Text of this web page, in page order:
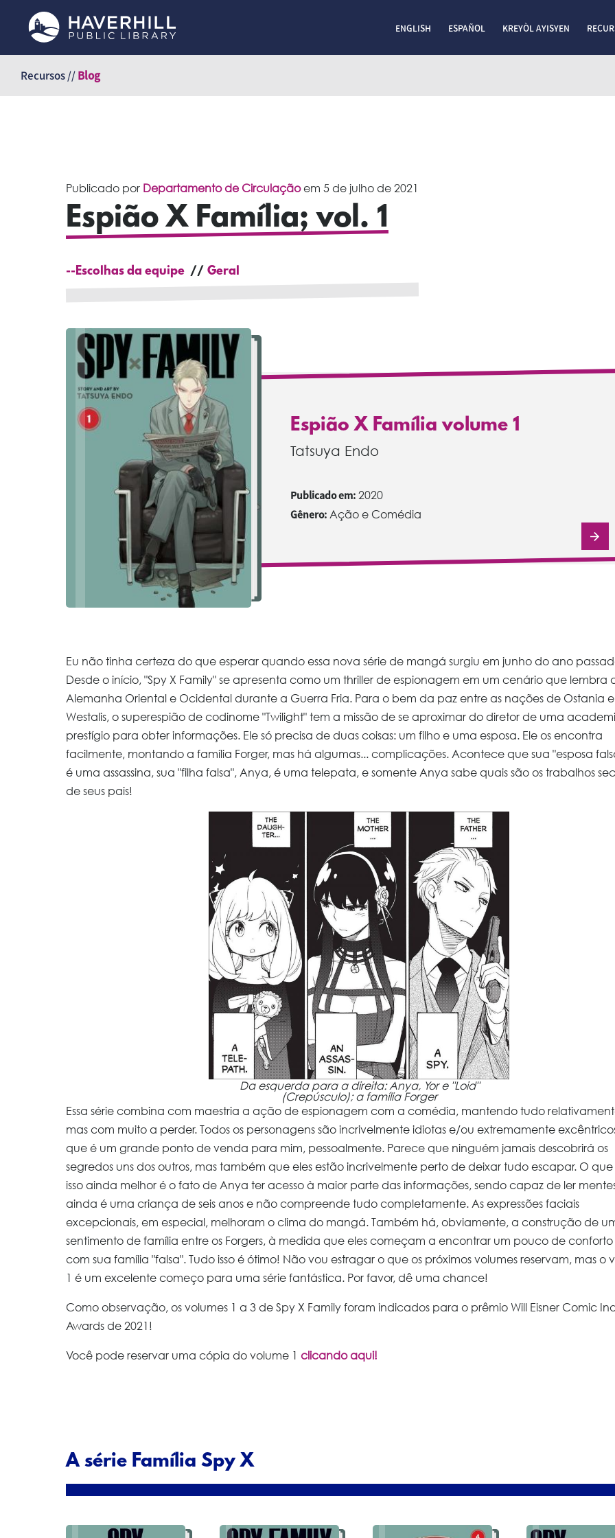
para
conteúdo
ENGLISH ESPAÑOL KREYÒL AYISYEN
Recursos //Blog
Publicado por Departamento de Circulaçãoem 5 de julho de 2021
Espião X Família; vol. 1
--Escolhas da equipe Geral
Espião X Família volume 1
Tatsuya Endo
Publicado em:2020
Gênero:Ação e Comédia
Eu não tinha certeza do que esperar quando essa nova série de mangá surgiu em junho do ano
Desde o início, "Spy X Family" se apresenta como um thriller de espionagem em um cenário que lembra
Alemanha Oriental e Ocidental durante a Guerra Fria. Para o bem da paz entre as nações de Ostania e
Westalis, o superespião de codinome "Twilight" tem a missão de se aproximar do diretor de uma
prestígio para obter informações. Ele só precisa de duas coisas: um filho e uma esposa. Ele os encontra
facilmente, montando a família Forger, mas há algumas... complicações. Acontece que sua "esposa
é uma assassina, sua "filha falsa", Anya, é uma telepata, e somente Anya sabe quais são os trabalhos
de seus pais!
Da esquerda para a direita: Anya, Yor e "Loid"
(Crepúsculo); a família Forger
Essa série combina com maestria a ação de espionagem com a comédia, mantendo tudo
mas com muito a perder. Todos os personagens são incrivelmente idiotas e/ou extremamente
que é um grande ponto de venda para mim, pessoalmente. Parece que ninguém jamais descobrirá os
segredos uns dos outros, mas também que eles estão incrivelmente perto de deixar tudo escapar. O
isso ainda melhor é o fato de Anya ter acesso à maior parte das informações, sendo capaz de ler
ainda é uma criança de seis anos e não compreende tudo completamente. As expressões faciais
excepcionais, em especial, melhoram o clima do mangá. Também há, obviamente, a construção de
sentimento de família entre os Forgers, à medida que eles começam a encontrar um pouco de
com sua família "falsa". Tudo isso é ótimo! Não vou estragar o que os próximos volumes reservam, mas o
1 é um excelente começo para uma série fantástica. Por favor, dê uma chance!
Como observação, os volumes 1 a 3 de Spy X Family foram indicados para o prêmio Will Eisner Comic
Awards de 2021!
Você pode reservar uma cópia do volume 1 clicando aqui!
A série Família Spy X